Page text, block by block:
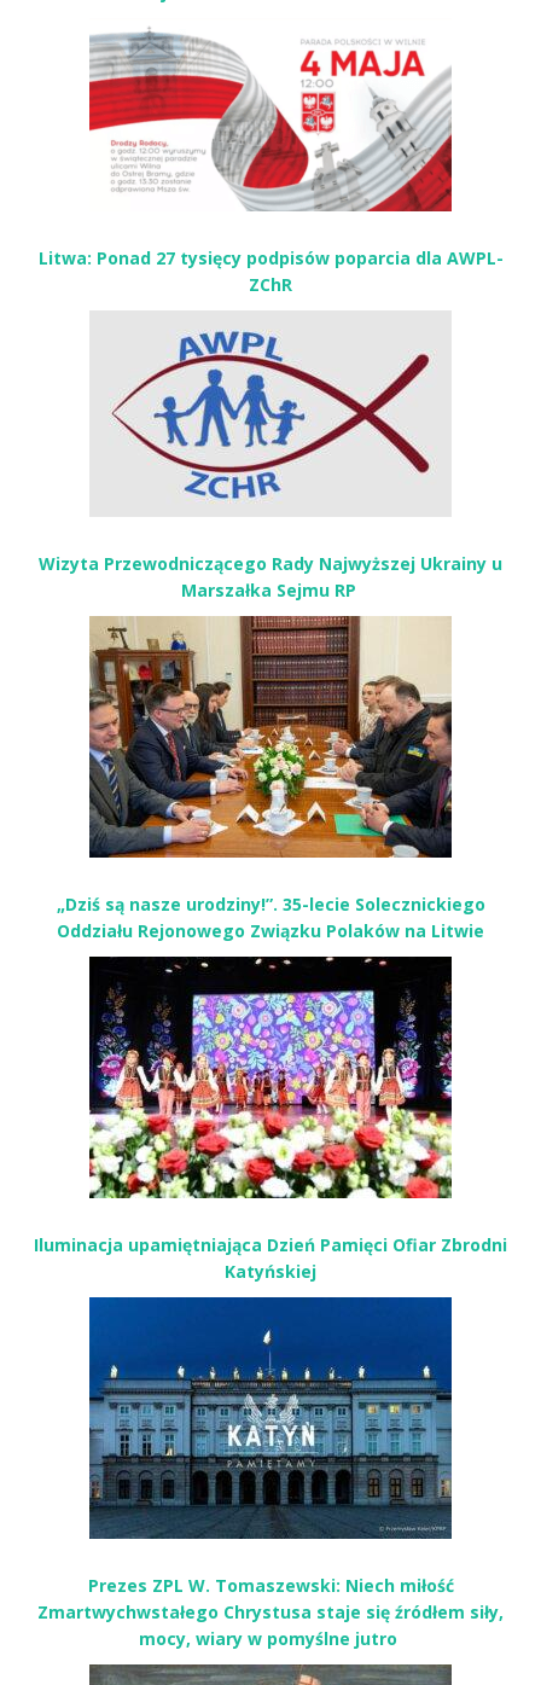
Litwa: Ponad 27 tysięcy podpisów poparcia dla AWPL-
ZChR
Wizyta Przewodniczącego Rady Najwyższej Ukrainy u
Marszałka Sejmu RP
„Dziś są nasze urodziny!”. 35-lecie Solecznickiego
Oddziału Rejonowego Związku Polaków na Litwie
Iluminacja upamiętniająca Dzień Pamięci Ofiar Zbrodni
Katyńskiej
Prezes ZPL W. Tomaszewski: Niech miłość
Zmartwychwstałego Chrystusa staje się źródłem siły,
mocy, wiary w pomyślne jutro